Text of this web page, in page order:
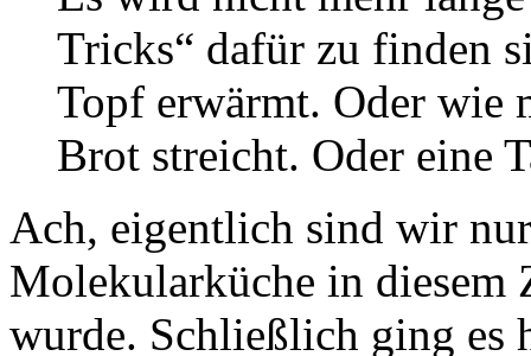
Tricks“ dafür zu finden
Topf erwärmt. Oder wie
Brot streicht. Oder eine
Ach, eigentlich sind wir
Molekularküche in diesem
wurde. Schließlich ging es